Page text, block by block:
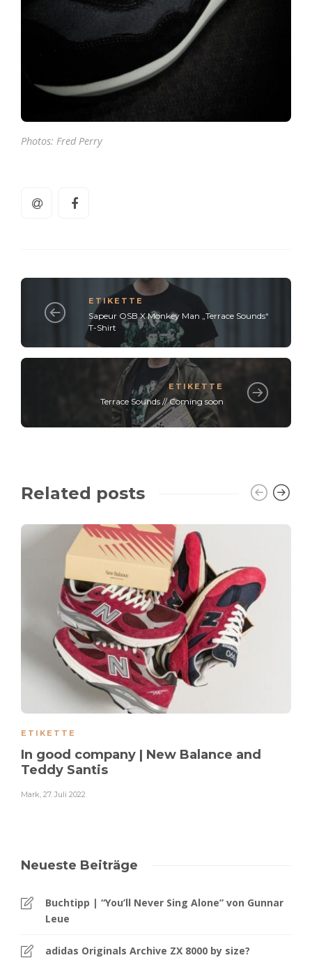
Photos: Fred Perry
ETIKETTE
Sapeur OSB X Monkey Man „Terrace Sounds“
T-Shirt
ETIKETTE
Terrace Sounds // Coming soon
Related posts
ETIKETTE
In good company | New Balance and
Teddy Santis
Mark, 27. Juli 2022
Neueste Beiträge
Buchtipp | “You’ll Never Sing Alone” von Gunnar
Leue
adidas Originals Archive ZX 8000 by size?